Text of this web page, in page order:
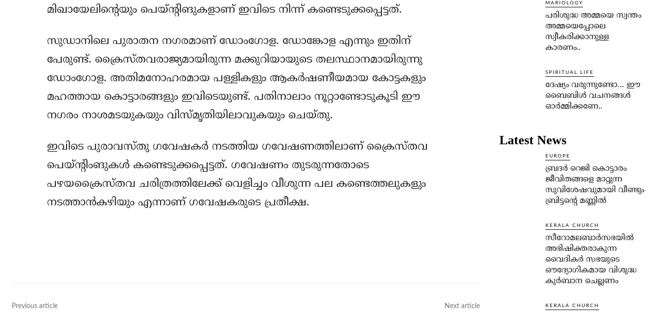
മിഖായേലിന്റെയും പെയ്ന്റിങുകളാണ് ഇവിടെ നിന്ന് കണ്ടെടുക്കപ്പെട്ടത്.
സുഡാനിലെ പുരാതന നഗരമാണ് ഡോംഗോള. ഡോങ്കോള എന്നും ഇതിന്
പേരുണ്ട്. ക്രൈസ്തവരാജ്യമായിരുന്ന മക്കുറിയായുടെ തലസ്ഥാനമായിരുന്നു
ഡോംഗോള. അതിമനോഹരമായ പള്ളികളും ആകര്‍ഷണീയമായ കോട്ടകളും
മഹത്തായ കൊട്ടാരങ്ങളും ഇവിടെയുണ്ട്. പതിനാലാം നൂറ്റാണ്ടോടുകൂടി ഈ
നഗരം നാശമടയുകയും വിസ്മൃതിയിലാവുകയും ചെയ്തു.
ഇവിടെ പുരാവസ്തു ഗവേഷകര്‍ നടത്തിയ ഗവേഷണത്തിലാണ് ക്രൈസ്തവ
പെയ്ന്റിംങുകള്‍ കണ്ടെടുക്കപ്പെട്ടത്. ഗവേഷണം തുടരുന്നതോടെ
പഴയക്രൈസ്തവ ചരിത്രത്തിലേക്ക് വെളിച്ചം വീശുന്ന പല കണ്ടെത്തലുകളും
നടത്താന്‍കഴിയും എന്നാണ് ഗവേഷകരുടെ പ്രതീക്ഷ.
Previous article Next article
MARIOLOGY
പരിശുദ്ധ അമ്മയെ സ്വന്തം
അമ്മയെപ്പോലെ
സ്വീകരിക്കാനുള്ള
കാരണം..
SPIRITUAL LIFE
ദേഷ്യം വരുന്നുണ്ടോ… ഈ
ബൈബിള്‍ വചനങ്ങള്‍
ഓര്‍മ്മിക്കണേ..
Latest News
EUROPE
ബ്രദർ റെജി കൊട്ടാരം
ജീവിതങ്ങളെ മാറ്റുന്ന
സുവിശേഷവുമായി വീണ്ടും
ബ്രിട്ടന്റെ മണ്ണിൽ
KERALA CHURCH
സീറോമലബാർസഭയിൽ
അഭിഷിക്തരാകുന്ന
വൈദികർ സഭയുടെ
ഔദ്യോഗികമായ വിശുദ്ധ
കുർബാന ചെല്ലണം
KERALA CHURCH